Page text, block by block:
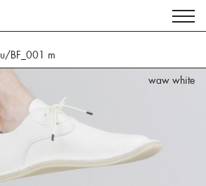
BF_001 m
waw white